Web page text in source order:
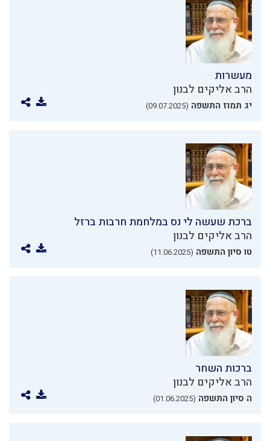
מעשרות
הרב אליקים לבנון
יג תמוז התשפה (09.07.2025)
ברכת שעשה לי נס במלחמת חרבות ברזל
הרב אליקים לבנון
טו סיון התשפה (11.06.2025)
ברכות השחר
הרב אליקים לבנון
ה סיון התשפה (01.06.2025)